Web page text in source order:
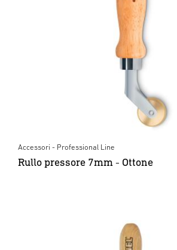
Accessori - Professional Line
Rullo pressore 7mm - Ottone